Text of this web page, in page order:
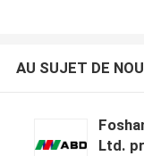
AU SUJET DE
Ltd.